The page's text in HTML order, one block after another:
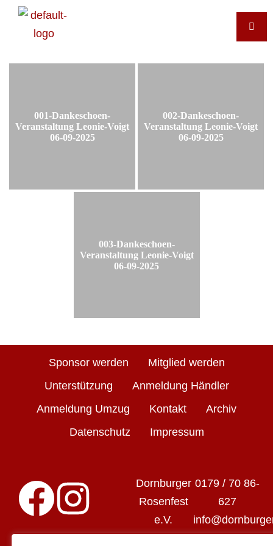
001-Dankeschoen-
Veranstaltung Leonie-Voigt
06-09-2025
002-Dankeschoen-
Veranstaltung Leonie-Voigt
06-09-2025
003-Dankeschoen-
Veranstaltung Leonie-Voigt
06-09-2025
Sponsor werden
Mitglied werden
Unterstützung
Anmeldung Händler
Anmeldung Umzug
Kontakt
Archiv
Datenschutz
Impressum
Dornburger
Rosenfest
e.V.
0179 / 70 86-
627